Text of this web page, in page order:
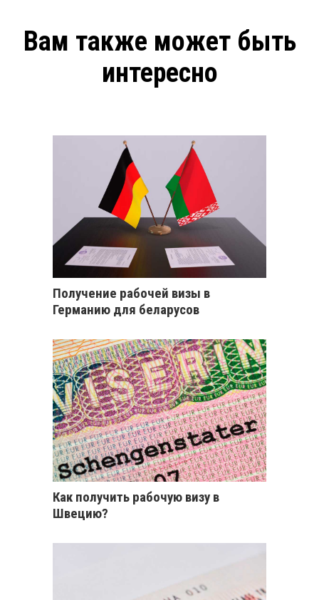
Вам также может быть
интересно
Получение рабочей визы в
Германию для беларусов
Как получить рабочую визу в
Швецию?